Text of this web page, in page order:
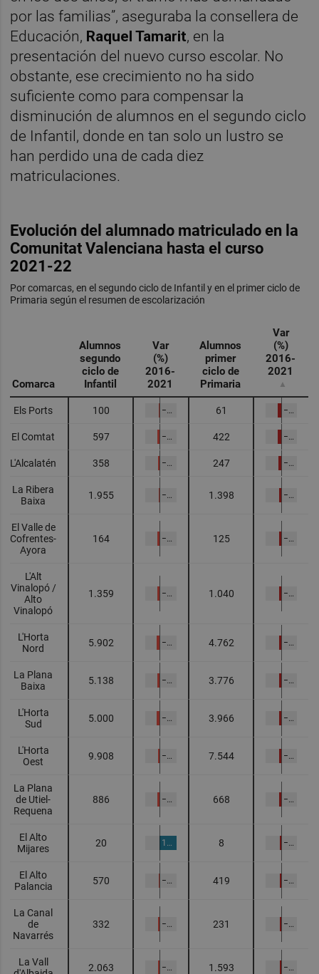
por las familias”, aseguraba la consellera de
Educación, Raquel Tamarit, en la
presentación del nuevo curso escolar. No
obstante, ese crecimiento no ha sido
suficiente como para compensar la
disminución de alumnos en el segundo ciclo
de Infantil, donde en tan solo un lustro se
han perdido una de cada diez
matriculaciones.